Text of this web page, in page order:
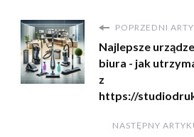
POPRZEDNI
Najlepsze
biura - jak
z
https://
NASTĘPNY